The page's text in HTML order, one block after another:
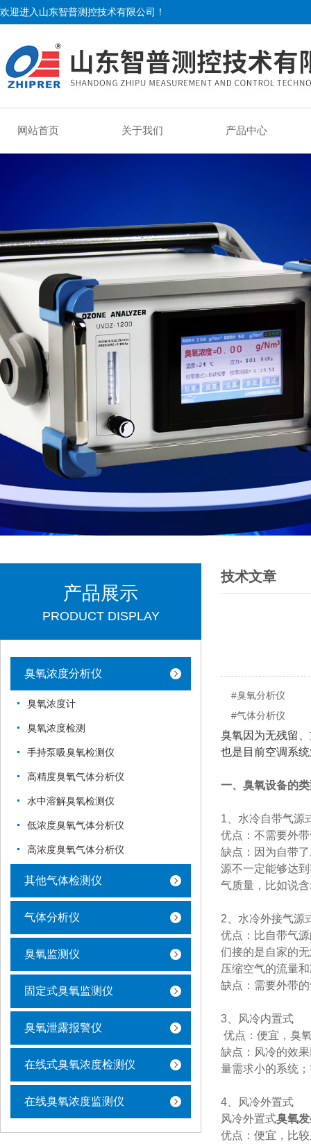
欢迎进入山东智普测控技术有限公司！
网站首页 关于我们 产品中心
产品展示
PRODUCT DISPLAY
臭氧浓度分析仪
臭氧浓度计
臭氧浓度检测
手持泵吸臭氧检测仪
高精度臭氧气体分析仪
水中溶解臭氧检测仪
低浓度臭氧气体分析仪
高浓度臭氧气体分析仪
其他气体检测仪
气体分析仪
臭氧监测仪
固定式臭氧监测仪
臭氧泄露报警仪
在线式臭氧浓度检测仪
在线臭氧浓度监测仪
技术文章
#臭氧分析仪
#气体分析仪
臭氧因为无残留
也是目前空调系
一、臭氧设备的
1、水冷自带气源
优点：不需要外
缺点：因为自带
源不一定能够达
气质量，比如说
2、水冷外接气源
优点：比自带气
们接的是自家的
压缩空气的流量
缺点：需要外带
3、风冷内置式
优点：便宜，臭
缺点：风冷的效
量需求小的系统
4、风冷外置式
风冷外置式臭氧
优点：便宜，比